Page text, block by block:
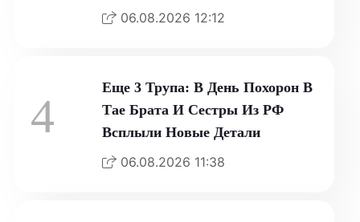
06.08.2026 12:12
4
Еще 3 Трупа: В День Похорон В
Тае Брата И Сестры Из РФ
Всплыли Новые Детали
06.08.2026 11:38